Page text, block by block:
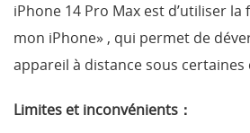
iPhone 14 Pro Max est d’utiliser
mon iPhone» , qui permet de
appareil à distance sous
Limites et inconvénients：